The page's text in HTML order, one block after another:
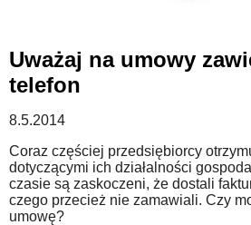
Uważaj na umowy
telefon
8.5.2014
Coraz częściej przedsiębiorcy
dotyczącymi ich działalności
czasie są zaskoczeni, że dostali
czego przecież nie zamawiali. Czy
umowę?